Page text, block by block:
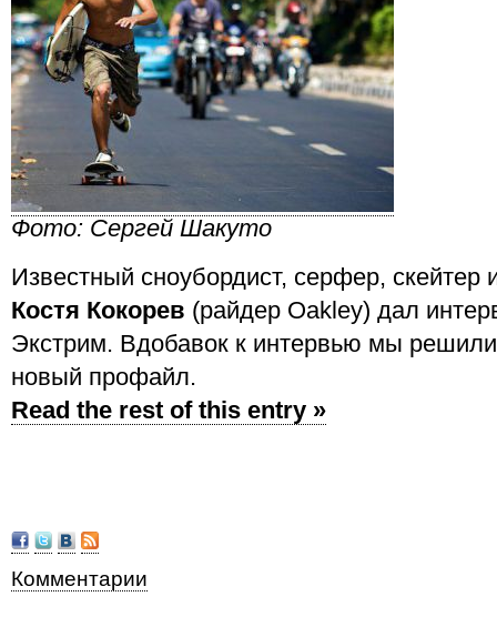
Фото: Сергей Шакуто
Известный сноубордист, серфер,
Костя Кокорев (райдер Oakley) дал
Экстрим. Вдобавок к интервью мы решили
новый профайл.
Read the rest of this entry »
Комментарии